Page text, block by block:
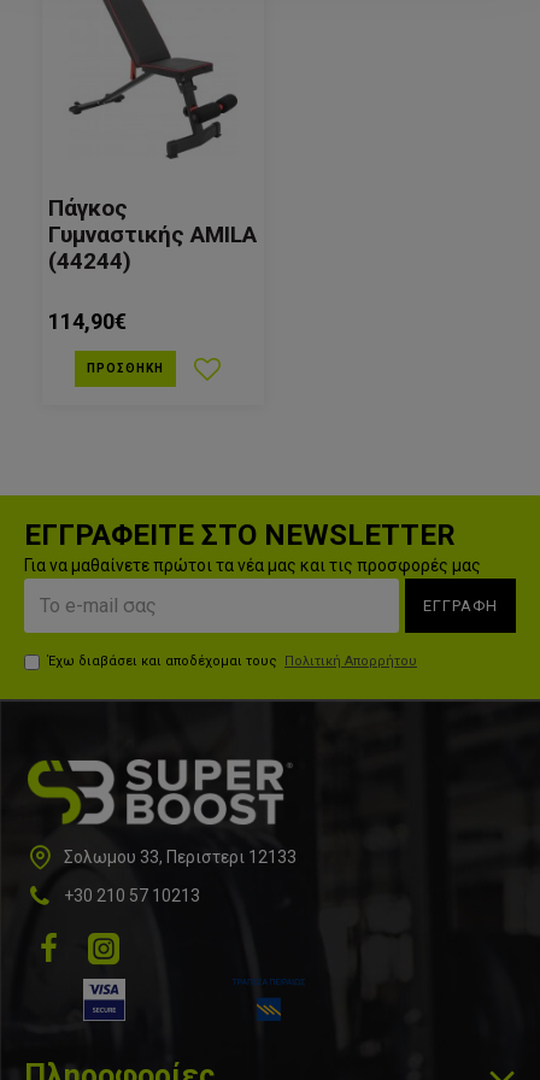
Πάγκος
Γυμναστικής AMILA
(44244)
114,90€
ΠΡΟΣΘΉΚΗ
ΕΓΓΡΑΦΕΙΤΕ ΣΤΟ NEWSLETTER
Για να μαθαίνετε πρώτοι τα νέα μας και τις προσφορές μας
ΕΓΓΡΑΦΗ
Έχω διαβάσει και αποδέχομαι τους Πολιτική Απορρήτου
Σολωμου 33, Περιστερι 12133
+30 210 57 10213